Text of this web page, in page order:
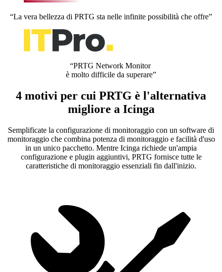
“La vera bellezza di PRTG sta nelle infinite possibilità che offre”
“PRTG Network Monitor
è molto difficile da superare”
4 motivi per cui PRTG è l'alternativa
migliore a Icinga
Semplificate la configurazione di monitoraggio con un software di
monitoraggio che combina potenza di monitoraggio e facilità d'uso
in un unico pacchetto. Mentre Icinga richiede un'ampia
configurazione e plugin aggiuntivi, PRTG fornisce tutte le
caratteristiche di monitoraggio essenziali fin dall'inizio.